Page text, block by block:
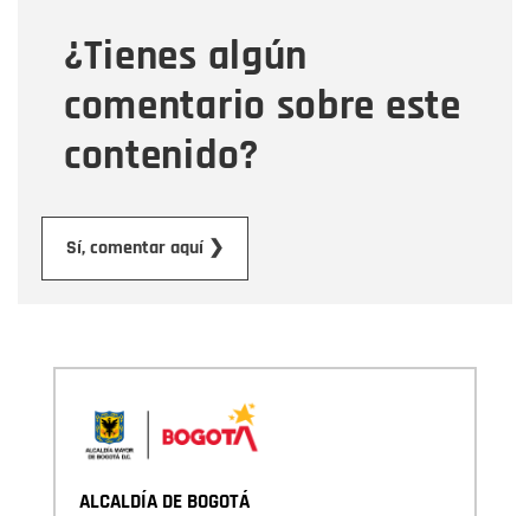
¿Tienes algún
comentario sobre este
contenido?
Sí, comentar aquí ❯
Mensaje
ALCALDÍA DE BOGOTÁ